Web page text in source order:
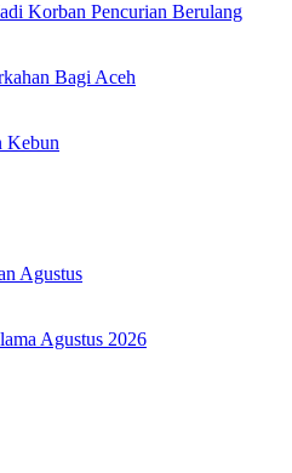
Korban Pencurian Berulang
Bagi Aceh
Kebun
Agustus
Agustus 2026